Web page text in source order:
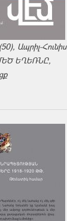
Ապրիլ-Հունիս
ԵՂԵՌՆԸ,